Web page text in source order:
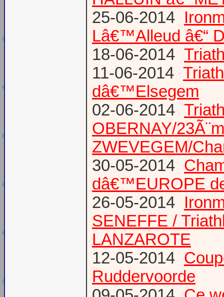
25-06-2014
Lâ€™Alleud â€“
18-06-2014
11-06-2014
dâ€™Elsegem
02-06-2014
OBERNAY/
ZWEVEGEM/
30-05-2014
dâ€™EUROPE
26-05-2014
SENEFFE /
LANZAROTE
12-05-2014
Ruddervoorde